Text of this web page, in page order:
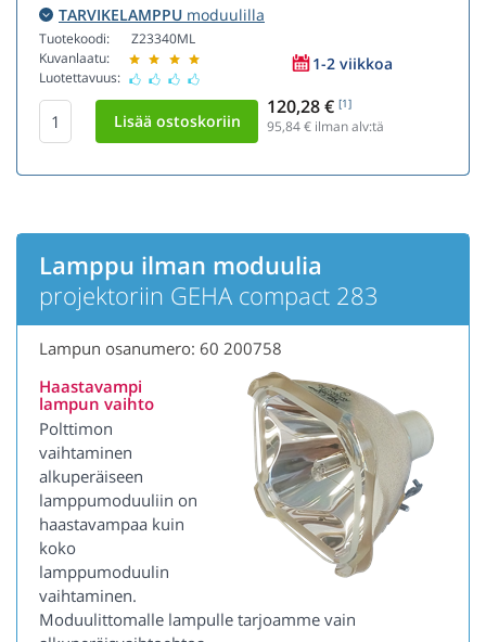
TARVIKELAMPPU moduulilla
Tuotekoodi:
Kuvanlaatu:
Luotettavuus:
Z23340ML
1-2 viikkoa
120,28 € [1]
95,84€ ilman alv:tä
Lamppu ilman moduulia
projektoriin GEHA compact 283
Lampun osanumero: 60 200758
Haastavampi
lampun vaihto
Polttimon
vaihtaminen
alkuperäiseen
lamppumoduuliin on
haastavampaa kuin
koko
lamppumoduulin
vaihtaminen.
Moduulittomalle lampulle tarjoamme vain